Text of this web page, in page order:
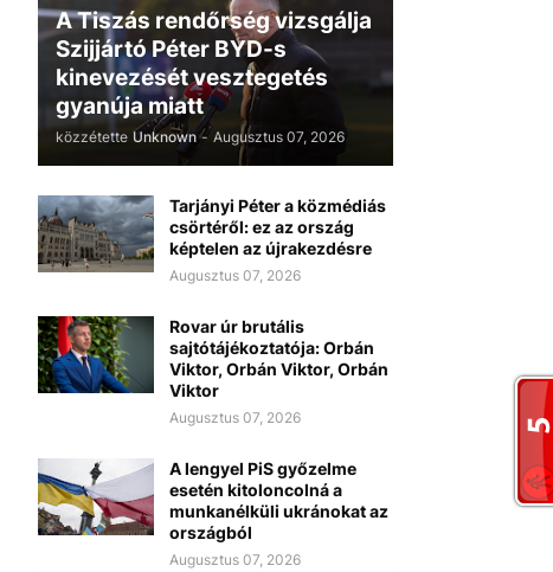
A Tiszás rendőrség vizsgálja
Szijjártó Péter BYD-s
kinevezését vesztegetés
gyanúja miatt
közzétette Unknown - Augusztus 07, 2026
Tarjányi Péter a közmédiás
csörtéről: ez az ország
képtelen az újrakezdésre
Augusztus 07, 2026
Rovar úr brutális
sajtótájékoztatója: Orbán
Viktor, Orbán Viktor, Orbán
Viktor
Augusztus 07, 2026
A lengyel PiS győzelme
esetén kitoloncolná a
munkanélküli ukránokat az
országból
Augusztus 07, 2026